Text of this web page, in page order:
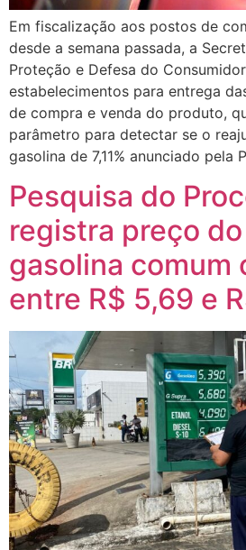
Em fiscalização aos postos de
desde a semana passada, a
Proteção e Defesa do
estabelecimentos para entrega
de compra e venda do produto,
parâmetro para detectar se o
gasolina de 7,11% anunciado pela
Pesquisa do
registra preço
gasolina comum
entre R$ 5,69 e